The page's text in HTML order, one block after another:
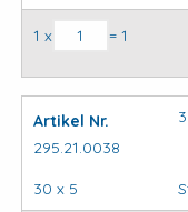
Kapbeugels
1 x = 1
Artikel Nr.
295.21.0038
30 x 5